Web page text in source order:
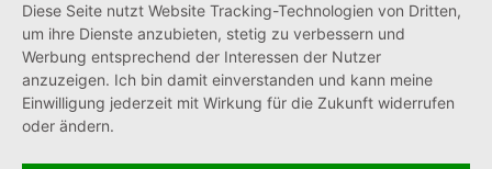
Informationen
Diese Seite nutzt Website Tracking-Technologien von Dritten,
um ihre Dienste anzubieten, stetig zu verbessern und
Werbung entsprechend der Interessen der Nutzer
anzuzeigen. Ich bin damit einverstanden und kann meine
Einwilligung jederzeit mit Wirkung für die Zukunft widerrufen
oder ändern.